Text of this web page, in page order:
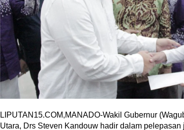
LIPUTAN15.COM,MANADO-Wakil Gubernur
Utara, Drs Steven Kandouw hadir dalam pelepasan